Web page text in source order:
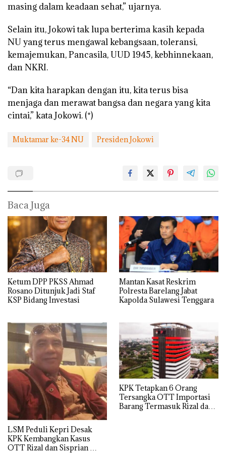
masing dalam keadaan sehat,” ujarnya.
Selain itu, Jokowi tak lupa berterima kasih kepada
NU yang terus mengawal kebangsaan, toleransi,
kemajemukan, Pancasila, UUD 1945, kebhinnekaan,
dan NKRI.
“Dan kita harapkan dengan itu, kita terus bisa
menjaga dan merawat bangsa dan negara yang kita
cintai,” kata Jokowi. (*)
Muktamar ke-34 NU Presiden Jokowi
Baca Juga
Ketum DPP PKSS Ahmad
Rosano Ditunjuk Jadi Staf
KSP Bidang Investasi
Mantan Kasat Reskrim
Polresta Barelang Jabat
Kapolda Sulawesi Tenggara
LSM Peduli Kepri Desak
KPK Kembangkan Kasus
OTT Rizal dan Sisprian
KPK Tetapkan 6 Orang
Tersangka OTT Importasi
Barang Termasuk Rizal dan